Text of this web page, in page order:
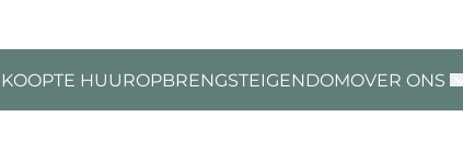
TE HUUROPBRENGSTEIGENDOMOVER ONS